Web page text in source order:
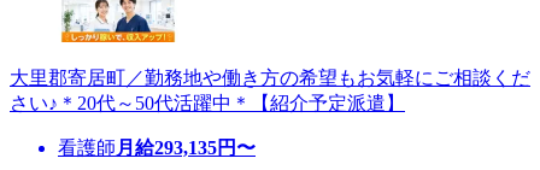
大里郡寄居町／勤務地や働き方の希望もお気軽にご相談くだ
さい♪＊20代～50代活躍中＊【紹介予定派遣】
看護師 月給293,135円〜